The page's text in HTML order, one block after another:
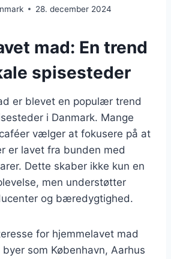
28. december 2024
mad: En trend
spisesteder
er blevet en populær trend
i Danmark. Mange
vælger at fokusere på at
er lavet fra bunden med
Dette skaber ikke kun en
men understøtter
og bæredygtighed.
for hjemmelavet mad
som København, Aarhus